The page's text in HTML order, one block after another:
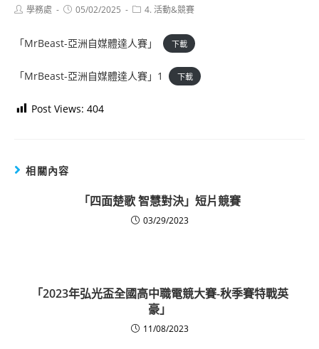
Post學務處
Post05/02/2025
Post4. 活動&競賽
「MrBeast-亞洲自媒體達人賽」 下載
「MrBeast-亞洲自媒體達人賽」1 下載
Post Views: 404
相關內容
「四面楚歌 智慧對決」短片競賽
03/29/2023
「2023年弘光盃全國高中職電競大賽-秋季賽特戰英
豪」
11/08/2023